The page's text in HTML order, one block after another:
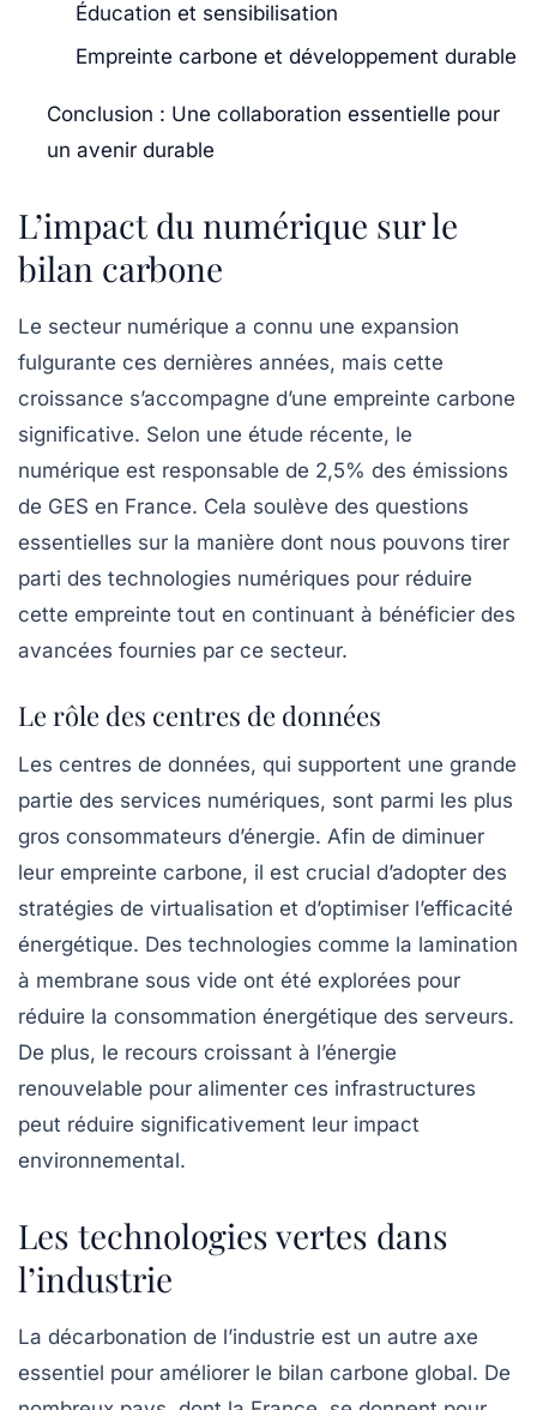
Éducation et sensibilisation
Empreinte carbone et développement durable
Conclusion : Une collaboration essentielle pour
un avenir durable
L’impact du numérique sur le
bilan carbone
Le secteur numérique a connu une expansion
fulgurante ces dernières années, mais cette
croissance s’accompagne d’une empreinte carbone
significative. Selon une étude récente, le
numérique est responsable de 2,5% des émissions
de GES en France. Cela soulève des questions
essentielles sur la manière dont nous pouvons tirer
parti des technologies numériques pour réduire
cette empreinte tout en continuant à bénéficier des
avancées fournies par ce secteur.
Le rôle des centres de données
Les centres de données, qui supportent une grande
partie des services numériques, sont parmi les plus
gros consommateurs d’énergie. Afin de diminuer
leur empreinte carbone, il est crucial d’adopter des
stratégies de virtualisation et d’optimiser l’efficacité
énergétique. Des technologies comme la lamination
à membrane sous vide ont été explorées pour
réduire la consommation énergétique des serveurs.
De plus, le recours croissant à l’énergie
renouvelable pour alimenter ces infrastructures
peut réduire significativement leur impact
environnemental.
Les technologies vertes dans
l’industrie
La décarbonation de l’industrie est un autre axe
essentiel pour améliorer le bilan carbone global. De